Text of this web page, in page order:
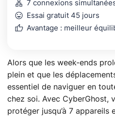
lan 7 connexions
mood Essai gratuit 45 jours
thumb_up Avantage : meilleur
Alors que les week-ends
plein et que les
essentiel de naviguer en
chez soi. Avec CyberGhost,
protéger jusqu’à 7 appareils